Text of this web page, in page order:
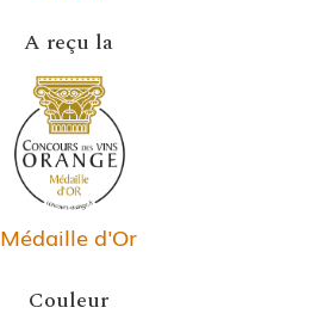
A reçu la
Médaille d'Or
Couleur